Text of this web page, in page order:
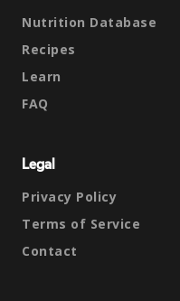
Nutrition Database
Recipes
Learn
FAQ
Legal
Privacy Policy
Terms of Service
Contact